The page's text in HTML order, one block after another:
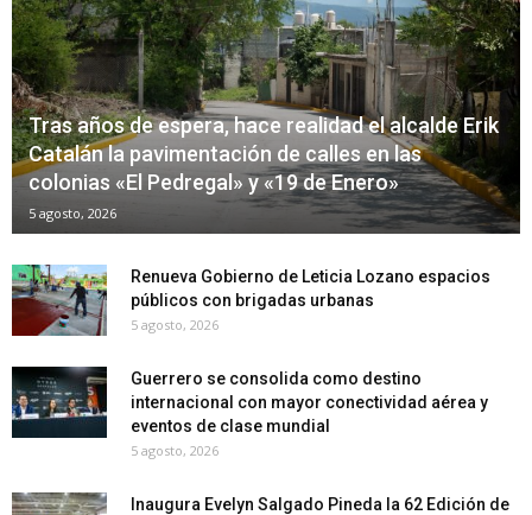
Tras años de espera, hace realidad el alcalde Erik
Catalán la pavimentación de calles en las
colonias «El Pedregal» y «19 de Enero»
5 agosto, 2026
Renueva Gobierno de Leticia Lozano espacios
públicos con brigadas urbanas
5 agosto, 2026
Guerrero se consolida como destino
internacional con mayor conectividad aérea y
eventos de clase mundial
5 agosto, 2026
Inaugura Evelyn Salgado Pineda la 62 Edición de